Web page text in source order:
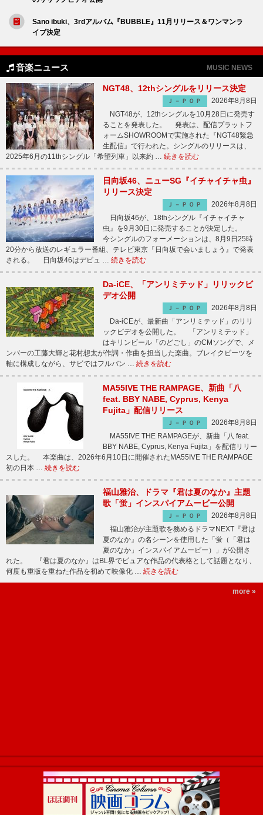
Sano ibuki、3rdアルバム『BUBBLE』11月リリース＆ワンマンラ
イブ決定
音楽ニュース MUSIC NEWS
NGT48、12thシングルをリリース決定
Ｊ－ＰＯＰ
2026年8月8日
NGT48が、12thシングルを10月28日に発売す
ることを発表した。 発表は、配信プラットフ
ォームSHOWROOMで実施された『NGT48緊急
生配信』で行われた。シングルのリリースは、
2025年6月の11thシングル「希望列車」以来約 … 続きを読む
日向坂46、ニューSG『イチャイチャ虫』
リリース決定
Ｊ－ＰＯＰ
2026年8月8日
日向坂46が、18thシングル『イチャイチャ
虫』を9月30日に発売することが決定した。
今シングルのフォーメーションは、8月9日25時
20分から放送のレギュラー番組、テレビ東京『日向坂で会いましょう』で発表
される。 日向坂46はデビュ … 続きを読む
Da-iCE、「アンリミテッド」リリックビ
デオ公開
Ｊ－ＰＯＰ
2026年8月8日
Da-iCEが、最新曲「アンリミテッド」のリリ
ックビデオを公開した。 「アンリミテッド」
はキリンビール「のどごし」のCMソングで、メ
ンバーの工藤大輝と花村想太が作詞・作曲を担当した楽曲。ブレイクビーツを
軸に構成しながら、サビではフルバン … 続きを読む
MA55IVE THE RAMPAGE、新曲「八
feat. BBY NABE, Cyprus, Kenya
Fujita」配信リリース
Ｊ－ＰＯＰ
2026年8月8日
MA55IVE THE RAMPAGEが、新曲「八 feat.
BBY NABE, Cyprus, Kenya Fujita」を配信リリー
スした。 本楽曲は、2026年6月10日に開催されたMA55IVE THE RAMPAGE
初の日本 … 続きを読む
福山雅治、ドラマ『君は夏のなか』主題
歌「蛍」インスパイアムービー公開
Ｊ－ＰＯＰ
2026年8月8日
福山雅治が主題歌を務めるドラマNEXT『君は
夏のなか』の名シーンを使用した「蛍（「君は
夏のなか」インスパイアムービー）」が公開さ
れた。 『君は夏のなか』はBL界でピュアな作品の代表格として話題となり、
何度も重版を重ねた作品を初めて映像化 … 続きを読む
more »